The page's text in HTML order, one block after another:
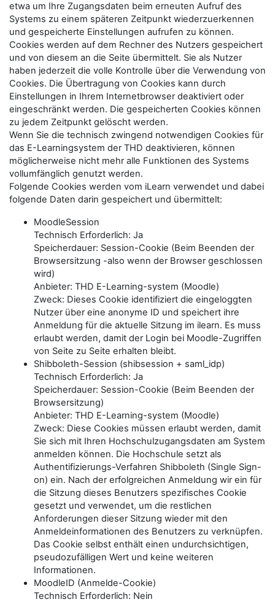
etwa um Ihre Zugangsdaten beim erneuten Aufruf des
Systems zu einem späteren Zeitpunkt wiederzuerkennen
und gespeicherte Einstellungen aufrufen zu können.
Cookies werden auf dem Rechner des Nutzers gespeichert
und von diesem an die Seite übermittelt. Sie als Nutzer
haben jederzeit die volle Kontrolle über die Verwendung von
Cookies. Die Übertragung von Cookies kann durch
Einstellungen in Ihrem Internetbrowser deaktiviert oder
eingeschränkt werden. Die gespeicherten Cookies können
zu jedem Zeitpunkt gelöscht werden.
Wenn Sie die technisch zwingend notwendigen Cookies für
das E-Learningsystem der THD deaktivieren, können
möglicherweise nicht mehr alle Funktionen des Systems
vollumfänglich genutzt werden.
Folgende Cookies werden vom iLearn verwendet und dabei
folgende Daten darin gespeichert und übermittelt:
MoodleSession
Technisch Erforderlich: Ja
Speicherdauer: Session-Cookie (Beim Beenden der
Browsersitzung -also wenn der Browser geschlossen
wird)
Anbieter: THD E-Learning-system (Moodle)
Zweck: Dieses Cookie identifiziert die eingeloggten
Nutzer über eine anonyme ID und speichert ihre
Anmeldung für die aktuelle Sitzung im ilearn. Es muss
erlaubt werden, damit der Login bei Moodle-Zugriffen
von Seite zu Seite erhalten bleibt.
Shibboleth-Session (shibsession + saml_idp)
Technisch Erforderlich: Ja
Speicherdauer: Session-Cookie (Beim Beenden der
Browsersitzung)
Anbieter: THD E-Learning-system (Moodle)
Zweck: Diese Cookies müssen erlaubt werden, damit
Sie sich mit Ihren Hochschulzugangsdaten am System
anmelden können. Die Hochschule setzt als
Authentifizierungs-Verfahren Shibboleth (Single Sign-
on) ein. Nach der erfolgreichen Anmeldung wir ein für
die Sitzung dieses Benutzers spezifisches Cookie
gesetzt und verwendet, um die restlichen
Anforderungen dieser Sitzung wieder mit den
Anmeldeinformationen des Benutzers zu verknüpfen.
Das Cookie selbst enthält einen undurchsichtigen,
pseudozufälligen Wert und keine weiteren
Informationen.
MoodleID (Anmelde-Cookie)
Technisch Erforderlich: Nein